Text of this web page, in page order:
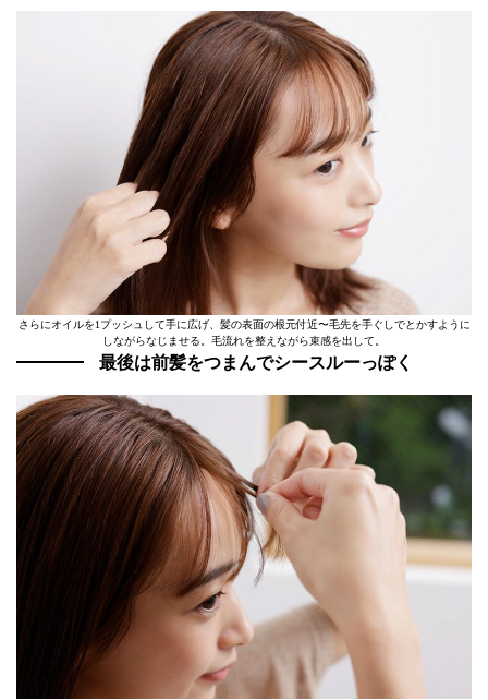
さらにオイルを1プッシュして手に広げ、髪の表面の根元付近〜毛先を手ぐしでとかすように
しながらなじませる。毛流れを整えながら束感を出して。
最後は前髪をつまんでシースルーっぽく